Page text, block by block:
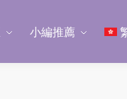
小編推薦